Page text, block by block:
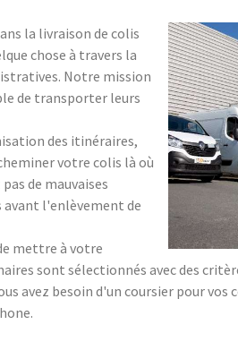
la livraison de colis
chose à travers la
Notre mission
de transporter leurs
des itinéraires,
votre colis là où
de mauvaises
avant l'enlèvement de
mettre à votre
sont sélectionnés avec des
avez besoin d'un coursier pour